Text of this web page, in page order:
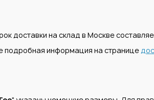
доставки на склад в Москве
подробная информация на странице